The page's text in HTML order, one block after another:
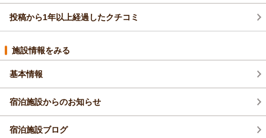
またのお越しを心よりお待ちしております。
投稿から1年以上経過したクチコミ
施設情報をみる
基本情報
宿泊施設からのお知らせ
宿泊施設ブログ